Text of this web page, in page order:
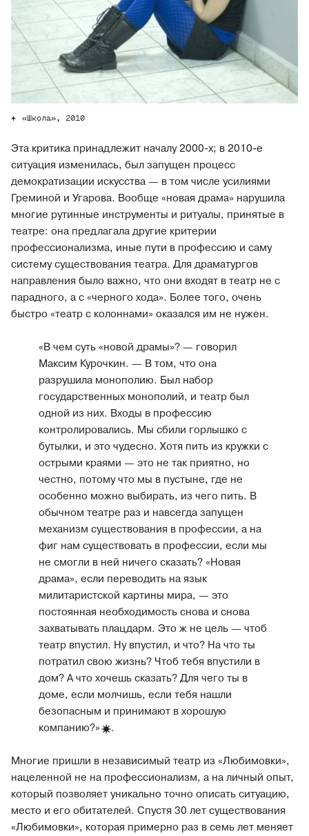
«Школа», 2010
Эта критика принадлежит началу 2000-х; в 2010-е
ситуация изменилась, был запущен процесс
демократизации искусства — в том числе усилиями
Греминой и Угарова. Вообще «новая драма» нарушила
многие рутинные инструменты и ритуалы, принятые в
театре: она предлагала другие критерии
профессионализма, иные пути в профессию и саму
систему существования театра. Для драматургов
направления было важно, что они входят в театр не с
парадного, а с «черного хода». Более того, очень
быстро «театр с колоннами» оказался им не нужен.
«В чем суть «новой драмы»? — говорил
Максим Курочкин. — В том, что она
разрушила монополию. Был набор
государственных монополий, и театр был
одной из них. Входы в профессию
контролировались. Мы сбили горлышко с
бутылки, и это чудесно. Хотя пить из кружки с
острыми краями — это не так приятно, но
честно, потому что мы в пустыне, где не
особенно можно выбирать, из чего пить. В
обычном театре раз и навсегда запущен
механизм существования в профессии, а на
фиг нам существовать в профессии, если мы
не смогли в ней ничего сказать? «Новая
драма», если переводить на язык
милитаристской картины мира, — это
постоянная необходимость снова и снова
захватывать плацдарм. Это ж не цель — чтоб
театр впустил. Ну впустил, и что? На что ты
потратил свою жизнь? Чтоб тебя впустили в
дом? А что хочешь сказать? Для чего ты в
доме, если молчишь, если тебя нашли
безопасным и принимают в хорошую
компанию?» .
Многие пришли в независимый театр из «Любимовки»,
нацеленной не на профессионализм, а на личный опыт,
который позволяет уникально точно описать ситуацию,
место и его обитателей. Спустя 30 лет существования
«Любимовки», которая примерно раз в семь лет меняет